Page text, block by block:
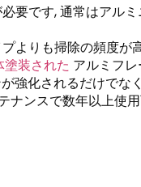
要です, 通常はアル
よりも掃除の頻度が
塗装された アルミフ
強化されるだけでな
ナンスで数年以上使